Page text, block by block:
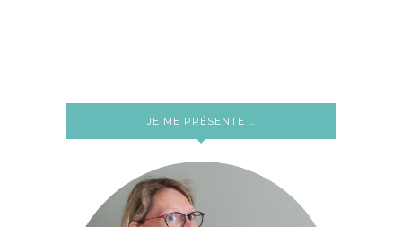
JE ME PRÉSENTE …